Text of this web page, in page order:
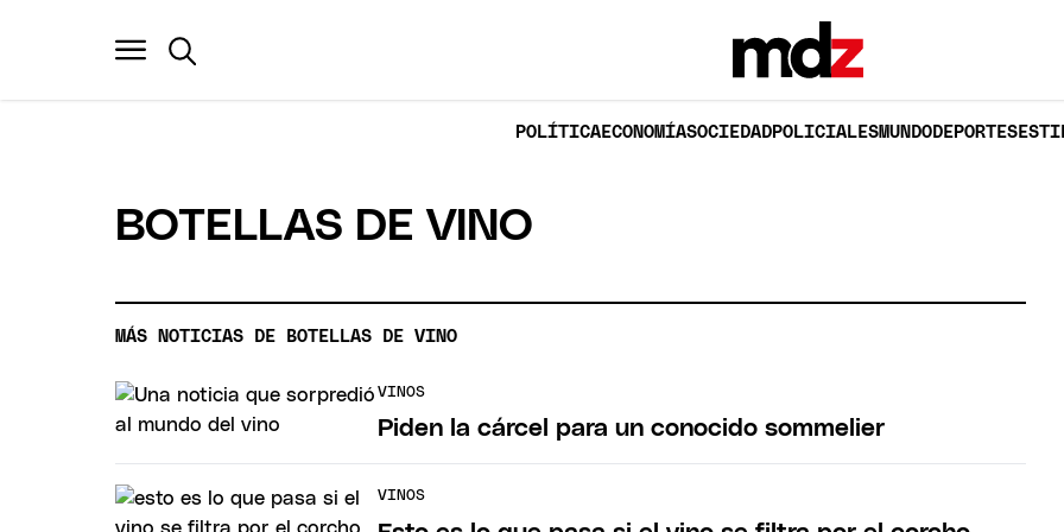
POLÍTICAECONOMÍASOCIEDADPOLICIALESMUNDODEPORTES
BOTELLAS DE VINO
MÁS NOTICIAS DE BOTELLAS DE VINO
VINOS
Piden la cárcel para un conocido sommelier
VINOS